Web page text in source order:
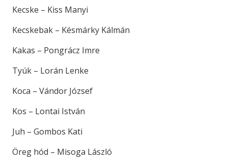
Kecske – Kiss Manyi
Kecskebak – Késmárky Kálmán
Kakas – Pongrácz Imre
Tyúk – Lorán Lenke
Koca – Vándor József
Kos – Lontai István
Juh – Gombos Kati
Öreg hód – Misoga László